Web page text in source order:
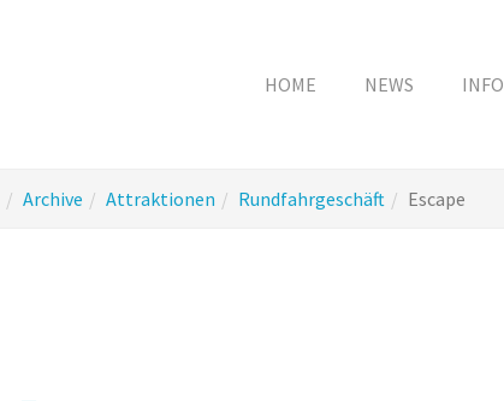
HOME NEWS INFO
Archive Attraktionen Rundfahrgeschäft Escape